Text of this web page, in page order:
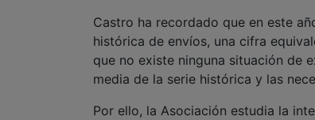
Castro ha recordado que en este
histórica de envíos, una cifra
que no existe ninguna situación de
media de la serie histórica y las
Por ello, la Asociación estudia la